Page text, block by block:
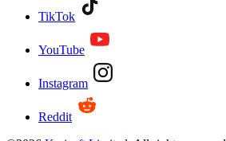
TikTok
YouTube
Instagram
Reddit